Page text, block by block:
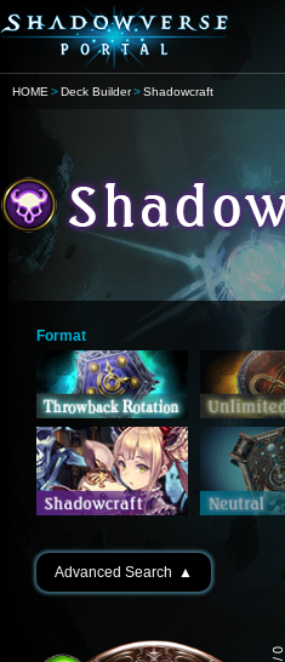
HOME Deck Builder Shadowcraft
Format
Advanced Search ▲
0
/